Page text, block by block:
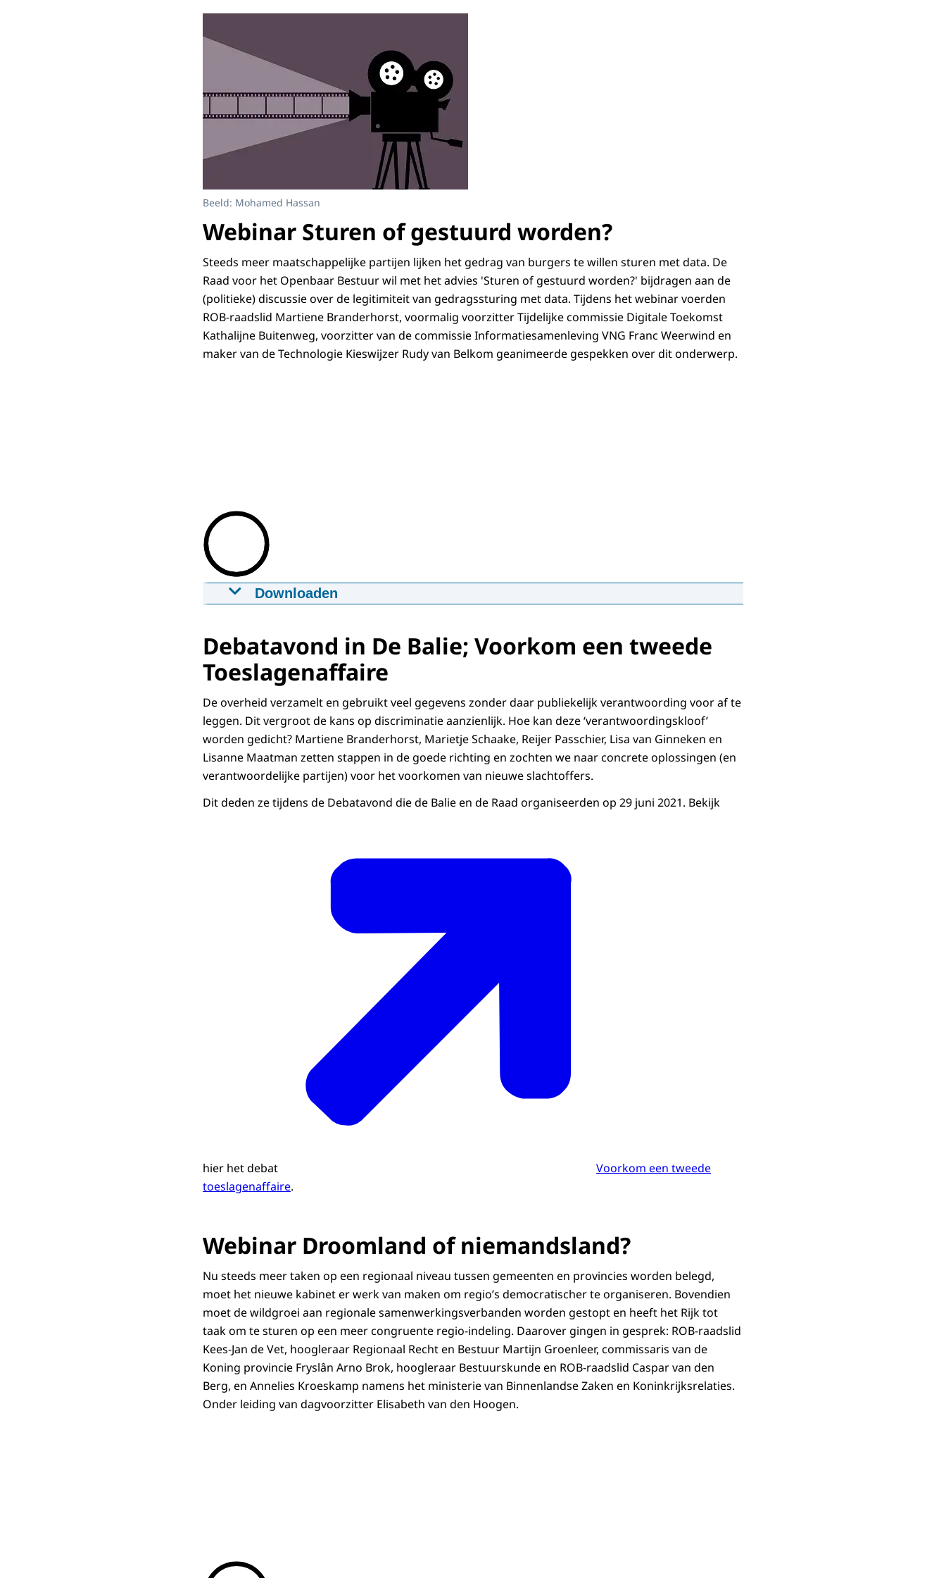
Beeld: Mohamed Hassan
Webinar Sturen of gestuurd worden?
Steeds meer maatschappelijke partijen lijken het gedrag van burgers te willen sturen met data. De
Raad voor het Openbaar Bestuur wil met het advies 'Sturen of gestuurd worden?' bijdragen aan de
(politieke) discussie over de legitimiteit van gedragssturing met data. Tijdens het webinar voerden
ROB-raadslid Martiene Branderhorst, voormalig voorzitter Tijdelijke commissie Digitale Toekomst
Kathalijne Buitenweg, voorzitter van de commissie Informatiesamenleving VNG Franc Weerwind en
maker van de Technologie Kieswijzer Rudy van Belkom geanimeerde gespekken over dit onderwerp.
Downloaden
Download
Debatavond in De Balie; Voorkom een tweede
Toeslagenaffaire
De overheid verzamelt en gebruikt veel gegevens zonder daar publiekelijk verantwoording voor af te
leggen. Dit vergroot de kans op discriminatie aanzienlijk. Hoe kan deze ‘verantwoordingskloof’
worden gedicht? Martiene Branderhorst, Marietje Schaake, Reijer Passchier, Lisa van Ginneken en
Lisanne Maatman zetten stappen in de goede richting en zochten we naar concrete oplossingen (en
verantwoordelijke partijen) voor het voorkomen van nieuwe slachtoffers.
Dit deden ze tijdens de Debatavond die de Balie en de Raad organiseerden op 29 juni 2021. Bekijk
hier het debat
Voorkom een tweede
toeslagenaffaire.
Webinar Droomland of niemandsland?
Nu steeds meer taken op een regionaal niveau tussen gemeenten en provincies worden belegd,
moet het nieuwe kabinet er werk van maken om regio’s democratischer te organiseren. Bovendien
moet de wildgroei aan regionale samenwerkingsverbanden worden gestopt en heeft het Rijk tot
taak om te sturen op een meer congruente regio-indeling. Daarover gingen in gesprek: ROB-raadslid
Kees-Jan de Vet, hoogleraar Regionaal Recht en Bestuur Martijn Groenleer, commissaris van de
Koning provincie Fryslân Arno Brok, hoogleraar Bestuurskunde en ROB-raadslid Caspar van den
Berg, en Annelies Kroeskamp namens het ministerie van Binnenlandse Zaken en Koninkrijksrelaties.
Onder leiding van dagvoorzitter Elisabeth van den Hoogen.